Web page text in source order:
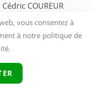
COUREUR
délégué SGEC
évêque,
spécialisée
vous consentez à
à notre politique de